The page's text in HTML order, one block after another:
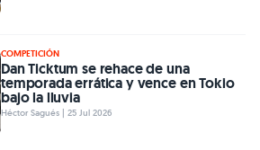
COMPETICIÓN
Dan Ticktum se rehace de una
temporada errática y vence en Tokio
bajo la lluvia
Héctor Sagués | 25 Jul 2026